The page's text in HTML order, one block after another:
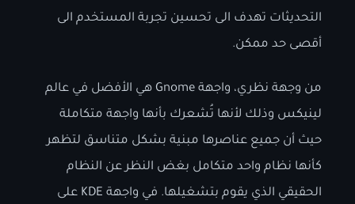
التحديثات تهدف الى تحسين تجربة المستخدم الى
أقصى حد ممكن.
من وجهة نظري، واجهة Gnome هي الأفضل في عالم
لينيكس وذلك لأنها تُشعرك بأنها واجهة متكاملة
حيث أن جميع عناصرها مبنية بشكل متناسق لتظهر
كأنها نظام واحد متكامل بغض النظر عن النظام
الحقيقي الذي يقوم بتشغيلها. في واجهة KDE على